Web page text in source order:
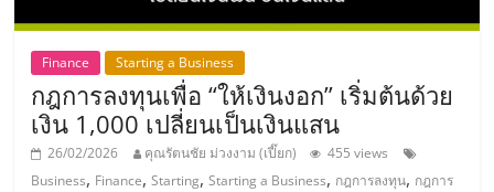
ไชส์"
"ศูนย์
รวม
ข้อมูล
Finance Starting a Business
กฎการลงทุนเพื่อ “ให้เงินงอก” เริ่มต้นด้วย
เงิน 1,000 เปลี่ยนเป็นเงินแสน
26/02/2026 คุณรัตนชัย ม่วงงาม (เปี๊ยก)
455 views
Business, Finance,Starting,Starting a Business, กฎการลงทุน, กฎการ